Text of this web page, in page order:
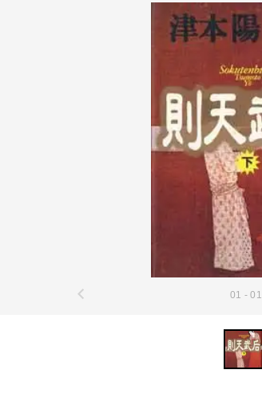
01 - 01